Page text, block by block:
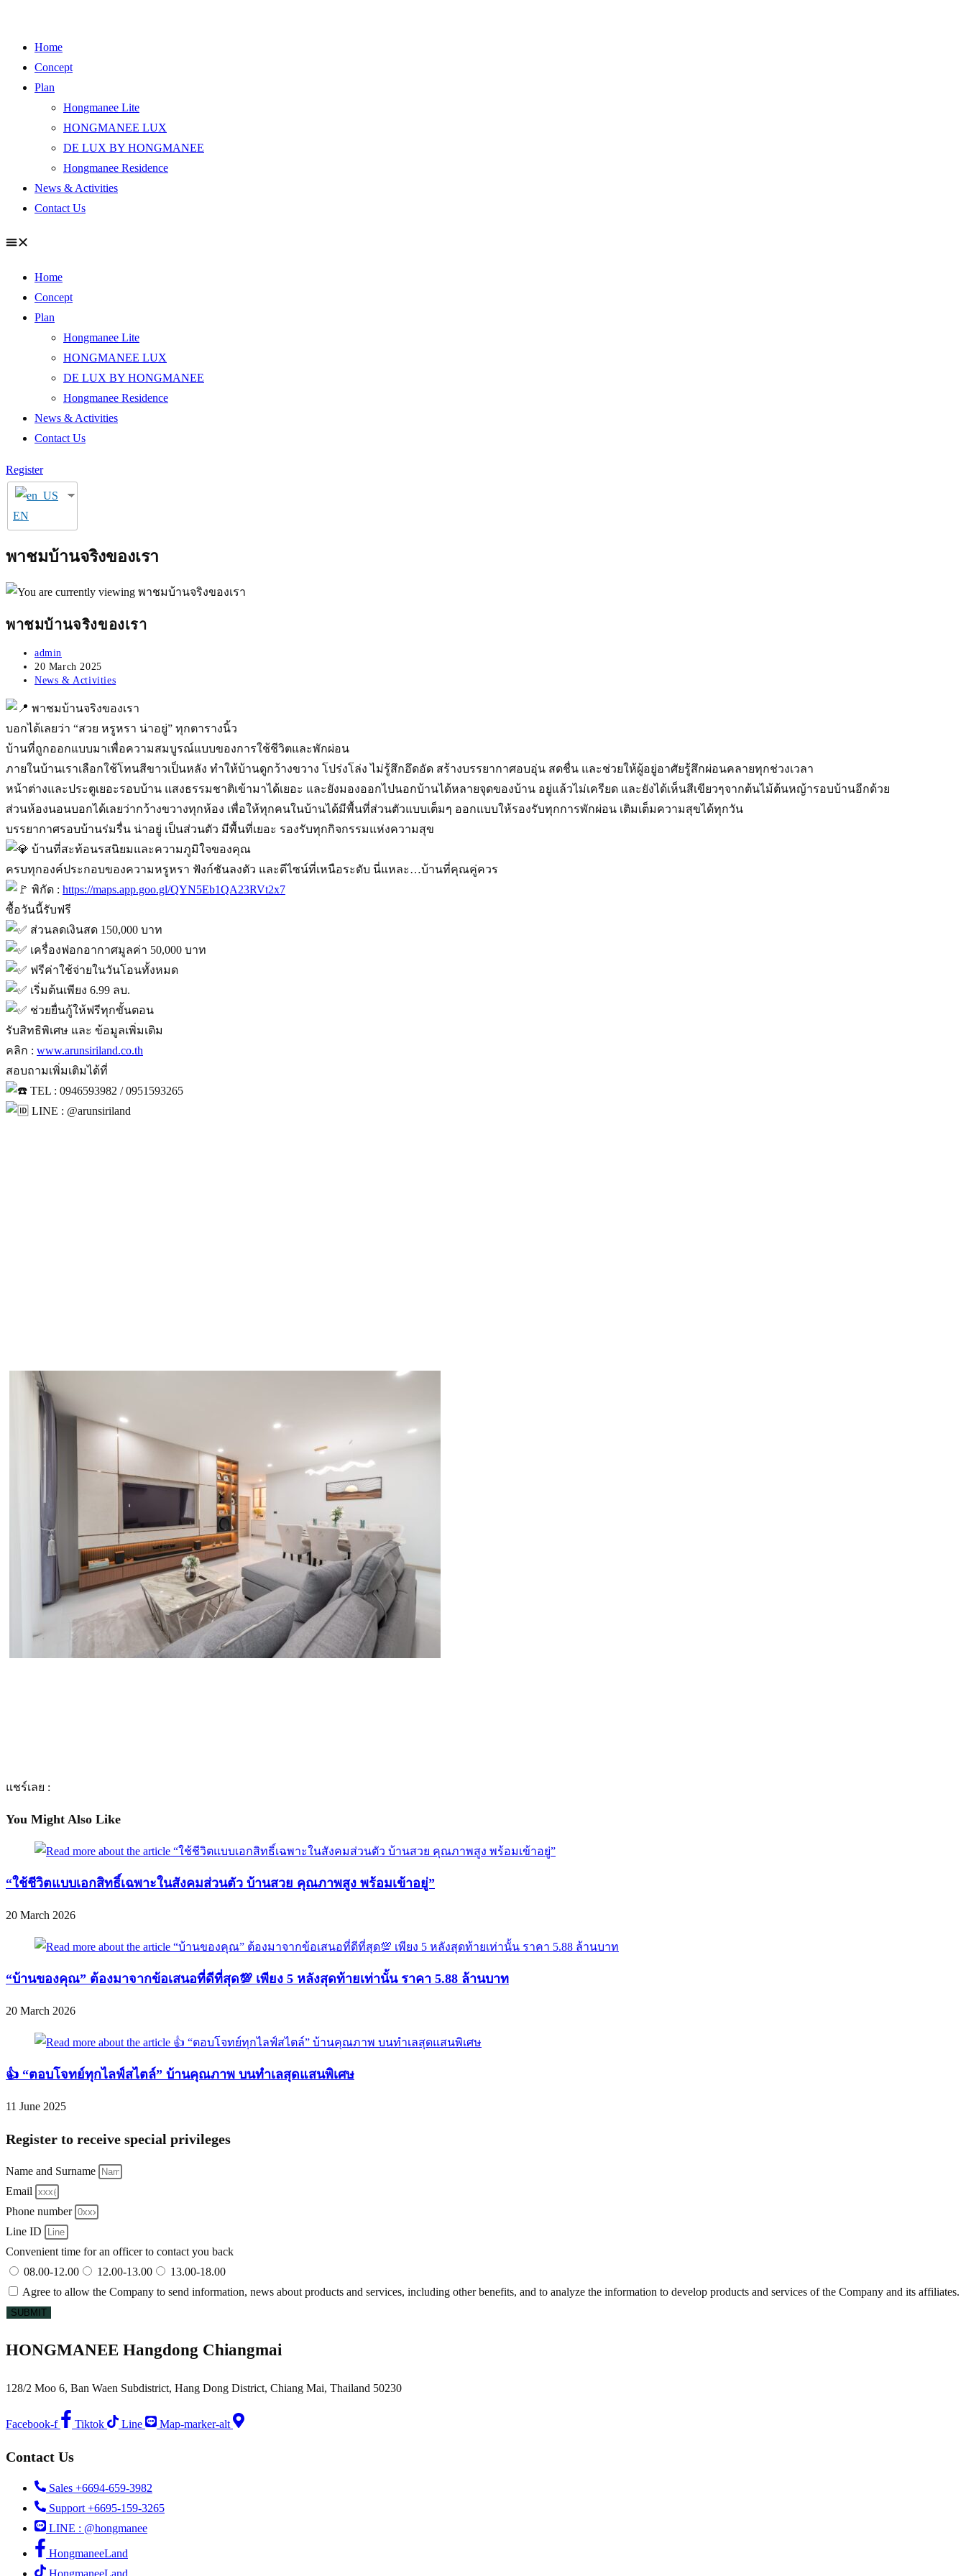
content
Home
Concept
Plan
Hongmanee Lite
HONGMANEE LUX
DE LUX BY HONGMANEE
Hongmanee Residence
News & Activities
Contact Us
Home
Concept
Plan
Hongmanee Lite
HONGMANEE LUX
DE LUX BY HONGMANEE
Hongmanee Residence
News & Activities
Contact Us
Register
EN
พาชมบ้านจริงของเรา
พาชมบ้านจริงของเรา
Post
author:
admin
Post
published:
20 March 2025
Post
News & Activities
พาชมบ้านจริงของเรา
บอกได้เลยว่า “สวย หรูหรา น่าอยู่” ทุกตารางนิ้ว
บ้านที่ถูกออกแบบมาเพื่อความสมบูรณ์แบบของการใช้ชีวิตและพักผ่อน
ภายในบ้านเราเลือกใช้โทนสีขาวเป็นหลัง ทำให้บ้านดูกว้างขวาง โปร่งโล่ง ไม่รู้สึกอึดอัด สร้างบรรยากาศอบอุ่น สดชื่น และช่วยให้ผู้อยู่อาศัยรู้สึกผ่อนคลายทุกช่วงเวลา
หน้าต่างและประตูเยอะรอบบ้าน แสงธรรมชาติเข้ามาได้เยอะ และยังมองออกไปนอกบ้านได้หลายจุดของบ้าน อยู่แล้วไม่เครียด และยังได้เห็นสีเขียวๆจากต้นไม้ต้นหญ้ารอบบ้านอีกด้วย
ส่วนห้องนอนบอกได้เลยว่ากว้างขวางทุกห้อง เพื่อให้ทุกคนในบ้านได้มีพื้นที่ส่วนตัวแบบเต็มๆ ออกแบบให้รองรับทุกการพักผ่อน เติมเต็มความสุขได้ทุกวัน
บรรยากาศรอบบ้านร่มรื่น น่าอยู่ เป็นส่วนตัว มีพื้นที่เยอะ รองรับทุกกิจกรรมแห่งความสุข
บ้านที่สะท้อนรสนิยมและความภูมิใจของคุณ
ครบทุกองค์ประกอบของความหรูหรา ฟังก์ชันลงตัว และดีไซน์ที่เหนือระดับ นี่แหละ…บ้านที่คุณคู่ควร
พิกัด : https://maps.app.goo.gl/QYN5Eb1QA23RVt2x7
ซื้อวันนี้รับฟรี
ส่วนลดเงินสด 150,000 บาท
เครื่องฟอกอากาศมูลค่า 50,000 บาท
ฟรีค่าใช้จ่ายในวันโอนทั้งหมด
เริ่มต้นเพียง 6.99 ลบ.
ช่วยยื่นกู้ให้ฟรีทุกขั้นตอน
รับสิทธิพิเศษ และ ข้อมูลเพิ่มเติม
คลิก : www.arunsiriland.co.th
สอบถามเพิ่มเติมได้ที่
TEL : 0946593982 / 0951593265
LINE : @arunsiriland
แชร์เลย :
You Might Also Like
“ใช้ชีวิตแบบเอกสิทธิ์เฉพาะในสังคมส่วนตัว บ้านสวย คุณภาพสูง พร้อมเข้าอยู่”
20 March 2026
“บ้านของคุณ” ต้องมาจากข้อเสนอที่ดีที่สุด💯 เพียง 5 หลังสุดท้ายเท่านั้น ราคา 5.88 ล้านบาท
20 March 2026
👍 “ตอบโจทย์ทุกไลฟ์สไตล์” บ้านคุณภาพ บนทำเลสุดแสนพิเศษ
11 June 2025
Register to receive special privileges
Name and Surname
Email
Phone number
Line ID
Convenient time for an officer to contact you back
08.00-12.00
12.00-13.00
13.00-18.00
Agree to allow the Company to send information, news about products and services, including other benefits, and to analyze the information to develop products and services of the Company and its affiliates.
SUBMIT
HONGMANEE Hangdong Chiangmai
128/2 Moo 6, Ban Waen Subdistrict, Hang Dong District, Chiang Mai, Thailand 50230
Facebook-f Tiktok Line Map-marker-alt
Contact Us
Sales +6694-659-3982
Support +6695-159-3265
LINE : @hongmanee
HongmaneeLand
HongmaneeLand